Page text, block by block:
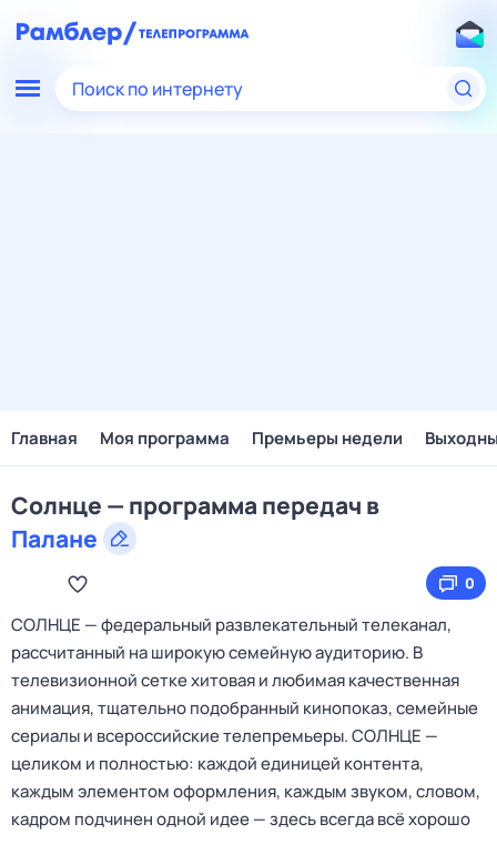
Поиск по интернету
Главная Моя программа Премьеры недели
Солнце — программа передач в
Палане
0
СОЛНЦЕ — федеральный развлекательный телеканал,
рассчитанный на широкую семейную аудиторию. В
телевизионной сетке хитовая и любимая качественная
анимация, тщательно подобранный кинопоказ, семейные
сериалы и всероссийские телепремьеры. СОЛНЦЕ —
целиком и полностью: каждой единицей контента,
каждым элементом оформления, каждым звуком, словом,
кадром подчинен одной идее — здесь всегда всё хорошо